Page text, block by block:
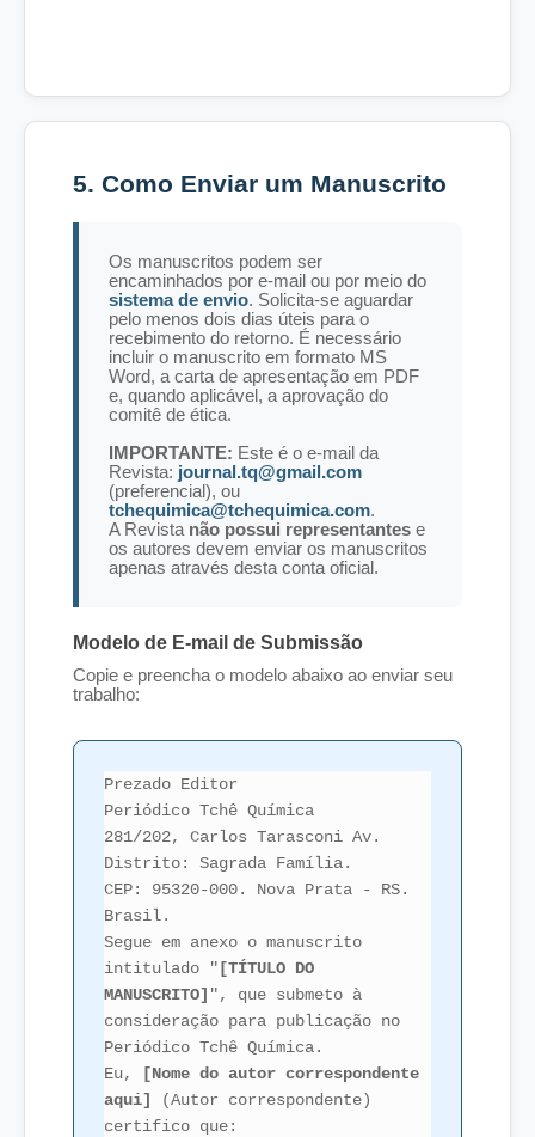
5. Como Enviar um Manuscrito
Os manuscritos podem ser
encaminhados por e-mail ou por meio do
sistema de envio. Solicita-se aguardar
pelo menos dois dias úteis para o
recebimento do retorno. É necessário
incluir o manuscrito em formato MS
Word, a carta de apresentação em PDF
e, quando aplicável, a aprovação do
comitê de ética.
IMPORTANTE: Este é o e-mail da
Revista: journal.tq@gmail.com
(preferencial), ou
tchequimica@tchequimica.com.
A Revista não possui representantes e
os autores devem enviar os manuscritos
apenas através desta conta oficial.
Modelo de E-mail de Submissão
Copie e preencha o modelo abaixo ao enviar seu
trabalho:
Prezado Editor
Periódico Tchê Química
281/202, Carlos Tarasconi Av.
Distrito: Sagrada Família.
CEP: 95320-000. Nova Prata - RS.
Brasil.
Segue em anexo o manuscrito
intitulado " [TÍTULO DO
MANUSCRITO] ", que submeto à
consideração para publicação no
Periódico Tchê Química.
Eu,
[Nome do autor correspondente
aqui]
(Autor correspondente)
certifico que: